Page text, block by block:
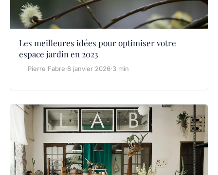
Les meilleures idées pour optimiser votre
espace jardin en 2023
Pierre Fabre·8 janvier 2026·3 min